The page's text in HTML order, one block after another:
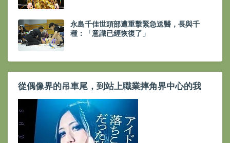
永島千佳世頭部遭重擊緊急送醫，長與千
種：「意識已經恢復了」
從偶像界的吊車尾，到站上職業摔角界中心的我